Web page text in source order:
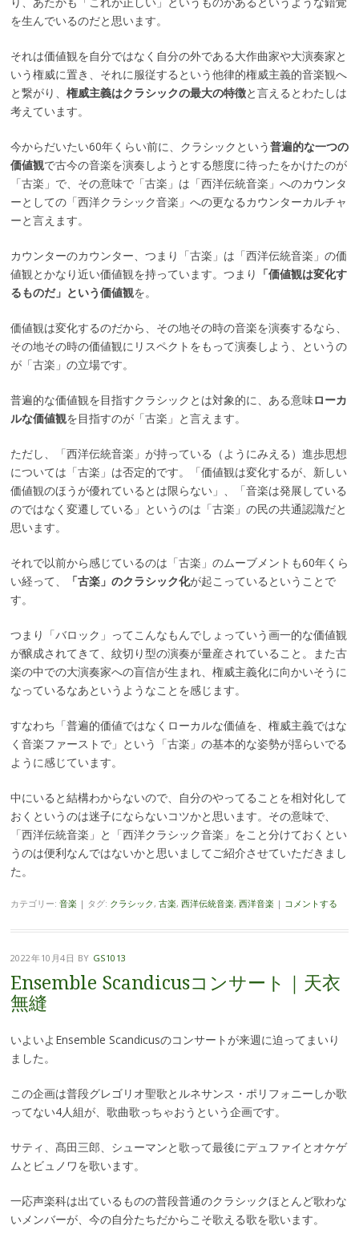
を生んでいるのだと思います。
それは価値観を自分ではなく自分の外である大作曲家や大演奏家と
いう権威に置き、それに服従するという他律的権威主義的音楽観へ
と繋がり、 権威主義はクラシックの最大の特徴と言えるとわたしは
考えています。
今からだいたい60年くらい前に、クラシックという普遍的な一つの
価値観で古今の音楽を演奏しようとする態度に待ったをかけたのが
「古楽」で、その意味で「古楽」は「西洋伝統音楽」へのカウンタ
ーとしての「西洋クラシック音楽」への更なるカウンターカルチャ
ーと言えます。
カウンターのカウンター、つまり「古楽」は「西洋伝統音楽」の価
値観とかなり近い価値観を持っています。つまり 「価値観は変化す
るものだ」という価値観を。
価値観は変化するのだから、その地その時の音楽を演奏するなら、
その地その時の価値観にリスペクトをもって演奏しよう、というの
が「古楽」の立場です。
普遍的な価値観を目指すクラシックとは対象的に、ある意味ローカ
ルな価値観を目指すのが「古楽」と言えます。
ただし、「西洋伝統音楽」が持っている（ようにみえる）進歩思想
については「古楽」は否定的です。「価値観は変化するが、新しい
価値観のほうが優れているとは限らない」、「音楽は発展している
のではなく変遷している」というのは「古楽」の民の共通認識だと
思います。
それで以前から感じているのは「古楽」のムーブメントも60年くら
い経って、
「古楽」のクラシック化が起こっているということで
す。
つまり「バロック」ってこんなもんでしょっていう画一的な価値観
が醸成されてきて、紋切り型の演奏が量産されていること。また古
楽の中での大演奏家への盲信が生まれ、権威主義化に向かいそうに
なっているなあというようなことを感じます。
すなわち「普遍的価値ではなくローカルな価値を、権威主義ではな
く音楽ファーストで」という「古楽」の基本的な姿勢が揺らいでる
ように感じています。
中にいると結構わからないので、自分のやってることを相対化して
おくというのは迷子にならないコツかと思います。その意味で、
「西洋伝統音楽」と「西洋クラシック音楽」をこと分けておくとい
うのは便利なんではないかと思いましてご紹介させていただきまし
た。
カテゴリー: 音楽 | タグ: クラシック, 古楽, 西洋伝統音楽, 西洋音楽 | コメントする
2022年10月4日 BY GS1013
Ensemble Scandicusコンサート｜天衣
無縫
いよいよEnsemble Scandicusのコンサートが来週に迫ってまいり
ました。
この企画は普段グレゴリオ聖歌とルネサンス・ポリフォニーしか歌
ってない4人組が、歌曲歌っちゃおうという企画です。
サティ、髙田三郎、シューマンと歌って最後にデュファイとオケゲ
ムとビュノワを歌います。
一応声楽科は出ているものの普段普通のクラシックほとんど歌わな
いメンバーが、今の自分たちだからこそ歌える歌を歌います。